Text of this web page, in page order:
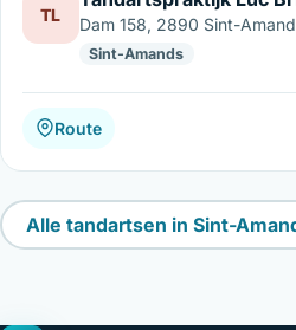
TL Dam 158, 2890 Sint-
Sint-Amands
Route
Alle tandartsen in Sint-